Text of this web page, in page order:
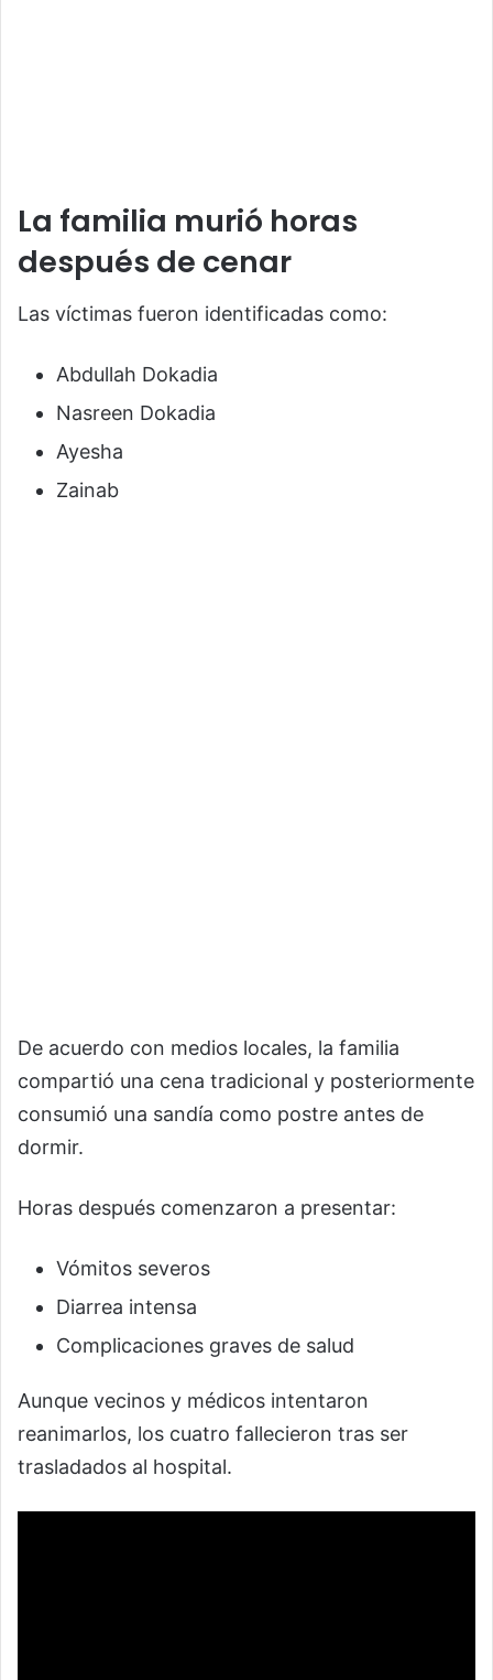
La familia murió horas
después de cenar
Las víctimas fueron identificadas como:
Abdullah Dokadia
Nasreen Dokadia
Ayesha
Zainab
De acuerdo con medios locales, la familia
compartió una cena tradicional y posteriormente
consumió una sandía como postre antes de
dormir.
Horas después comenzaron a presentar:
Vómitos severos
Diarrea intensa
Complicaciones graves de salud
Aunque vecinos y médicos intentaron
reanimarlos, los cuatro fallecieron tras ser
trasladados al hospital.